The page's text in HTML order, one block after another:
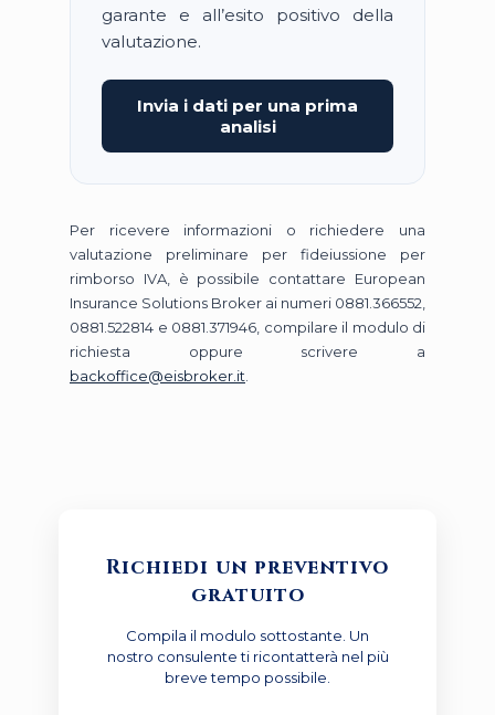
garante e all’esito positivo della
valutazione.
Invia i dati per una prima
analisi
Per ricevere informazioni o richiedere una
valutazione preliminare per fideiussione per
rimborso IVA, è possibile contattare European
Insurance Solutions Broker ai numeri 0881.366552,
0881.522814 e 0881.371946, compilare il modulo di
richiesta oppure scrivere a
backoffice@eisbroker.it
Richiedi un preventivo
gratuito
Compila il modulo sottostante. Un
nostro consulente ti ricontatterà nel più
breve tempo possibile.